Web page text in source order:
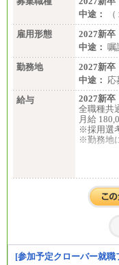
中途：
雇用形態
2027新卒
中途： 嘱
勤務地
2027新卒
中途： 応
給与
2027新卒
全職種共
月給
※採用選
※勤務地
月給
入社時
より決定
お伝えし
[参加予定クローバー就職